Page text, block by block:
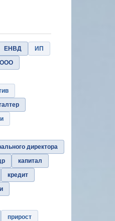
ЕНВД
ИП
ООО
директора
капитал
кредит
прирост